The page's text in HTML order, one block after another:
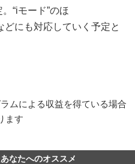
“iモード”のほ
どにも対応していく予定と
ムによる収益を得ている場合
ます
なたへのオススメ